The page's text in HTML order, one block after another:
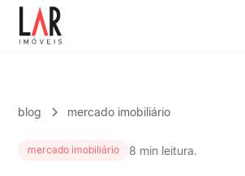
blog mercado imobiliário
mercado imobiliário 8 min leitura.